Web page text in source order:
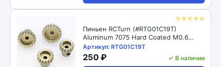
☆☆☆☆☆
Пиньен RCTurn (#RTG01C19T)
Aluminum 7075 Hard Coated M0.6
Motor Pinions Gear - Ti Gold
Артикул: RTG01C19T
250 ₽ ✓ В наличии